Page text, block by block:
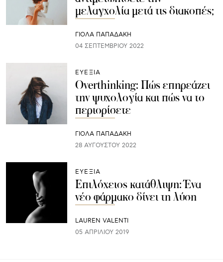
μελαγχολία μετά τις διακοπές;
ΓΙΌΛΑ ΠΑΠΑΔΆΚΗ
04 ΣΕΠΤΕΜΒΡΊΟΥ 2022
ΕΥΕΞΙΑ
Overthinking: Πώς επηρεάζει
την ψυχολογία και πώς να το
περιορίσετε
ΓΙΌΛΑ ΠΑΠΑΔΆΚΗ
28 ΑΥΓΟΎΣΤΟΥ 2022
ΕΥΕΞΙΑ
Επιλόχειος κατάθλιψη: Ένα
νέο φάρμακο δίνει τη λύση
LAUREN VALENTI
05 ΑΠΡΙΛΊΟΥ 2019